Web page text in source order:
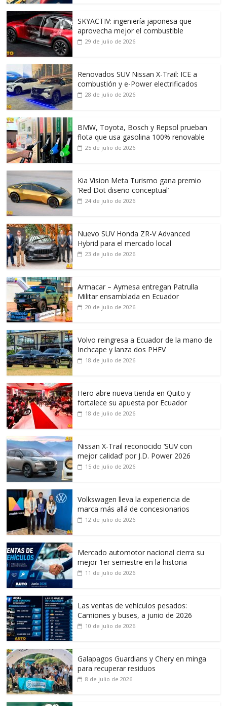
SKYACTIV: ingeniería japonesa que
aprovecha mejor el combustible
29 de julio de 2026
Renovados SUV Nissan X-Trail: ICE a
combustión y e-Power electrificados
28 de julio de 2026
BMW, Toyota, Bosch y Repsol prueban
flota que usa gasolina 100% renovable
25 de julio de 2026
Kia Vision Meta Turismo gana premio
‘Red Dot diseño conceptual’
24 de julio de 2026
Nuevo SUV Honda ZR-V Advanced
Hybrid para el mercado local
23 de julio de 2026
Armacar – Aymesa entregan Patrulla
Militar ensamblada en Ecuador
20 de julio de 2026
Volvo reingresa a Ecuador de la mano de
Inchcape y lanza dos PHEV
18 de julio de 2026
Hero abre nueva tienda en Quito y
fortalece su apuesta por Ecuador
18 de julio de 2026
Nissan X-Trail reconocido ‘SUV con
mejor calidad’ por J.D. Power 2026
15 de julio de 2026
Volkswagen lleva la experiencia de
marca más allá de concesionarios
12 de julio de 2026
Mercado automotor nacional cierra su
mejor 1er semestre en la historia
11 de julio de 2026
Las ventas de vehículos pesados:
Camiones y buses, a junio de 2026
10 de julio de 2026
Galapagos Guardians y Chery en minga
para recuperar residuos
8 de julio de 2026